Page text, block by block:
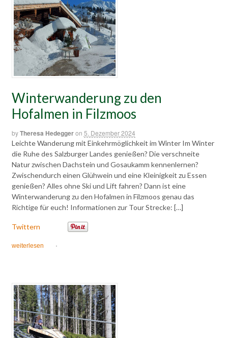
Winterwanderung zu den
Hofalmen in Filzmoos
byTheresa Hedeggeron 5. Dezember 2024
Leichte Wanderung mit Einkehrmöglichkeit im Winter Im Winter
die Ruhe des Salzburger Landes genießen? Die verschneite
Natur zwischen Dachstein und Gosaukamm kennenlernen?
Zwischendurch einen Glühwein und eine Kleinigkeit zu Essen
genießen? Alles ohne Ski und Lift fahren? Dann ist eine
Winterwanderung zu den Hofalmen in Filzmoos genau das
Richtige für euch! Informationen zur Tour Strecke: […]
Twittern
weiterlesen ·